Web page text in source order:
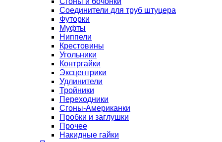
Соединители для труб штуцера
Футорки
Муфты
Ниппели
Крестовины
Угольники
Контргайки
Эксцентрики
Удлинители
Тройники
Переходники
Сгоны-Американки
Пробки и заглушки
Прочее
Накидные гайки